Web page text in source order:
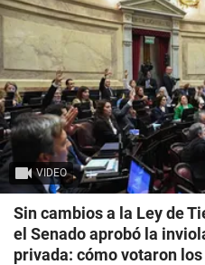
VIDEO
Sin cambios a la Ley de
el Senado aprobó la
privada: cómo votaron